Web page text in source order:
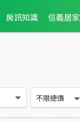
房訊知識 信義居家
不限總價